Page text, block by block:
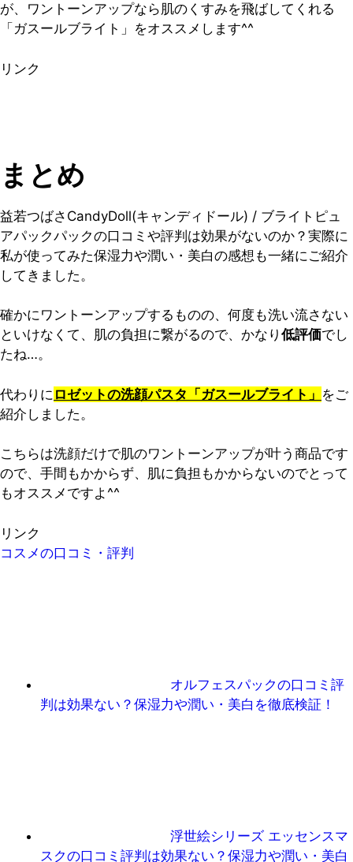
が、ワントーンアップなら肌のくすみを飛ばしてくれる
「ガスールブライト」をオススメします^^
リンク
まとめ
益若つばさCandyDoll(キャンディドール) / ブライトピュ
アパックパックの口コミや評判は効果がないのか？実際に
私が使ってみた保湿力や潤い・美白の感想も一緒にご紹介
してきました。
確かにワントーンアップするものの、何度も洗い流さない
といけなくて、肌の負担に繋がるので、かなり 低評価でし
たね…。
代わりに ロゼットの洗顔パスタ「ガスールブライト」 をご
紹介しました。
こちらは洗顔だけで肌のワントーンアップが叶う商品です
ので、手間もかからず、肌に負担もかからないのでとって
もオススメですよ^^
リンク
コスメの口コミ・評判
オルフェスパックの口コミ評
判は効果ない？保湿力や潤い・美白を徹底検証！
浮世絵シリーズ エッセンスマ
スクの口コミ評判は効果ない？保湿力や潤い・美白